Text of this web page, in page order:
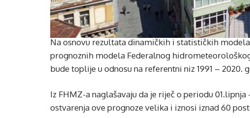
Na osnovu rezultata dinamičkih i statističkih
prognoznih modela Federalnog
bude toplije u odnosu na referentni niz 1991 – 2020.
Iz FHMZ-a naglašavaju da je riječ o periodu
ostvarenja ove prognoze velika i iznosi iznad 60